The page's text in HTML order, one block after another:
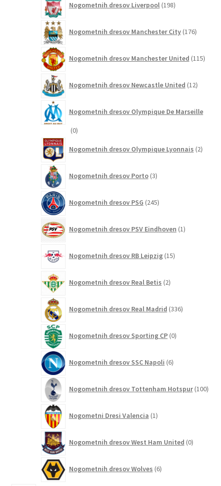
Nogometnih dresov Liverpool 198izdelkov
Nogometnih dresov Manchester City 176izdelkov
Nogometnih dresov Manchester United 115
Nogometnih dresov Newcastle United 12izdelkov
Nogometnih dresov Olympique De Marseille
00
Nogometnih dresov Olympique Lyonnais 2izdelka
Nogometnih dresov Porto 3izdelki
Nogometnih dresov PSG 245izdelkov
Nogometnih dresov PSV Eindhoven 1izdelek
Nogometnih dresov RB Leipzig 15izdelkov
Nogometnih dresov Real Betis 2izdelka
Nogometnih dresov Real Madrid 336izdelkov
Nogometnih dresov Sporting CP 0izdelkov
Nogometnih dresov SSC Napoli 6izdelkov
Nogometnih dresov Tottenham Hotspur 100
Nogometni Dresi Valencia 1izdelek
Nogometnih dresov West Ham United 0izdelkov
Nogometnih dresov Wolves 6izdelkov